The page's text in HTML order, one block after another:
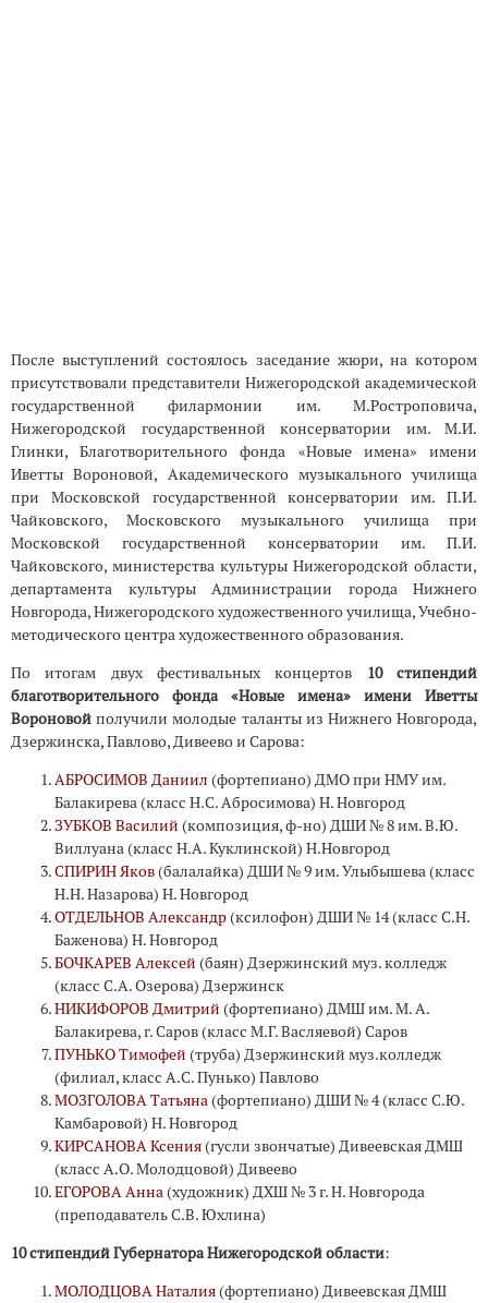
После выступлений состоялось заседание жюри, на котором
присутствовали представители Нижегородской академической
государственной филармонии им. М.Ростроповича,
Нижегородской государственной консерватории им. М.И.
Глинки, Благотворительного фонда «Новые имена» имени
Иветты Вороновой, Академического музыкального училища
при Московской государственной консерватории им. П.И.
Чайковского, Московского музыкального училища при
Московской государственной консерватории им. П.И.
Чайковского, министерства культуры Нижегородской области,
департамента культуры Администрации города Нижнего
Новгорода, Нижегородского художественного училища, Учебно-
методического центра художественного образования.
По итогам двух фестивальных концертов 10 стипендий
благотворительного фонда «Новые имена» имени Иветты
Вороновой получили молодые таланты из Нижнего Новгорода,
Дзержинска, Павлово, Дивеево и Сарова:
АБРОСИМОВ Даниил (фортепиано) ДМО при НМУ им.
Балакирева (класс Н.C. Абросимова) Н. Новгород
ЗУБКОВ Василий (композиция, ф-но) ДШИ № 8 им. В.Ю.
Виллуана (класс Н.А. Куклинской) Н.Новгород
СПИРИН Яков(балалайка) ДШИ № 9 им. Улыбышева (класс
Н.Н. Назарова) Н. Новгород
ОТДЕЛЬНОВ Александр(ксилофон) ДШИ № 14 (класс С.Н.
Баженова) Н. Новгород
БОЧКАРЕВ Алексей (баян) Дзержинский муз. колледж
(класс С.А. Озерова) Дзержинск
НИКИФОРОВ Дмитрий (фортепиано) ДМШ им. М. А.
Балакирева, г. Саров (класс М.Г. Васляевой) Саров
ПУНЬКО Тимофей (труба) Дзержинский муз.колледж
(филиал, класс А.С. Пунько) Павлово
МОЗГОЛОВА Татьяна(фортепиано) ДШИ № 4 (класс С.Ю.
Камбаровой) Н. Новгород
КИРСАНОВА Ксения(гусли звончатые) Дивеевская ДМШ
(класс А.О. Молодцовой) Дивеево
ЕГОРОВА Анна(художник) ДХШ № 3 г. Н. Новгорода
(преподаватель С.В. Юхлина)
10 стипендий Губернатора Нижегородской области:
МОЛОДЦОВА Наталия(фортепиано) Дивеевская ДМШ